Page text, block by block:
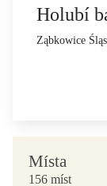
Holubí
Ząbkowice
Místa
156 míst